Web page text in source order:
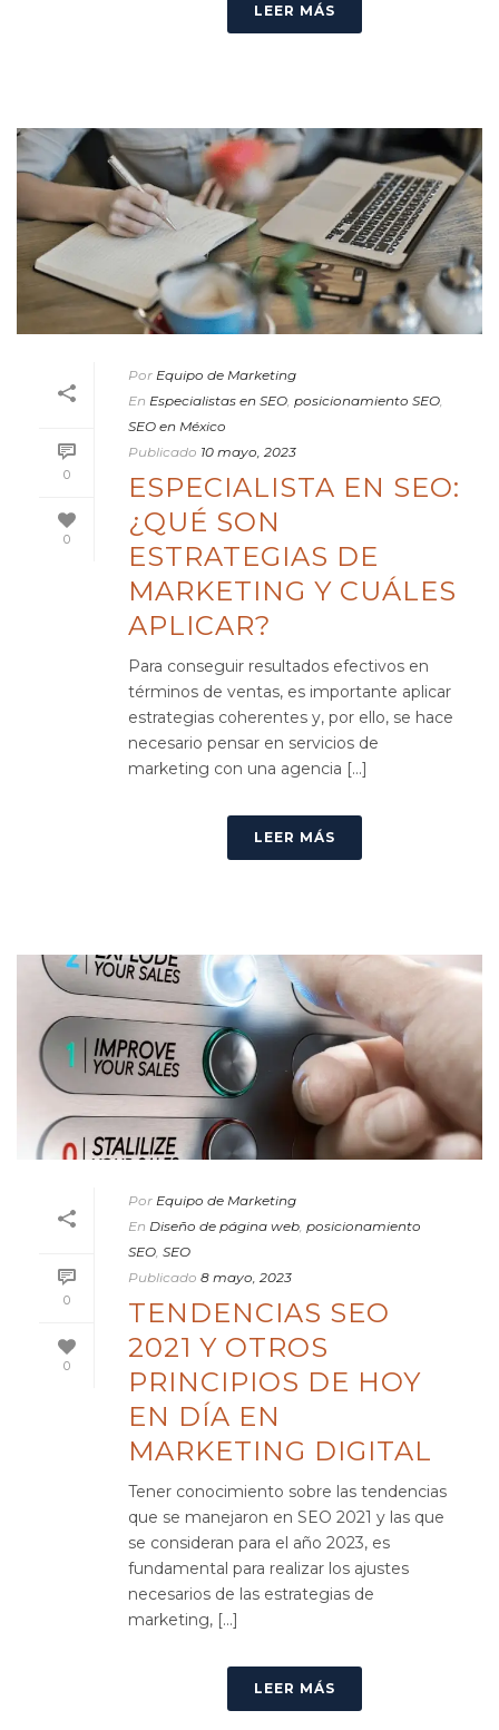
LEER MÁS
0
0
Por Equipo de Marketing
En Especialistas en SEO posicionamiento SEO
SEO en México
Publicado 10 mayo, 2023
ESPECIALISTA EN SEO:
¿QUÉ SON
ESTRATEGIAS DE
MARKETING Y CUÁLES
APLICAR?
Para conseguir resultados efectivos en
términos de ventas, es importante aplicar
estrategias coherentes y, por ello, se hace
necesario pensar en servicios de
marketing con una agencia [...]
LEER MÁS
0
0
Por Equipo de Marketing
En Diseño de página web, posicionamiento
SEO, SEO
Publicado 8 mayo, 2023
TENDENCIAS SEO
2021 Y OTROS
PRINCIPIOS DE HOY
EN DÍA EN
MARKETING DIGITAL
Tener conocimiento sobre las tendencias
que se manejaron en SEO 2021 y las que
se consideran para el año 2023, es
fundamental para realizar los ajustes
necesarios de las estrategias de
marketing, [...]
LEER MÁS